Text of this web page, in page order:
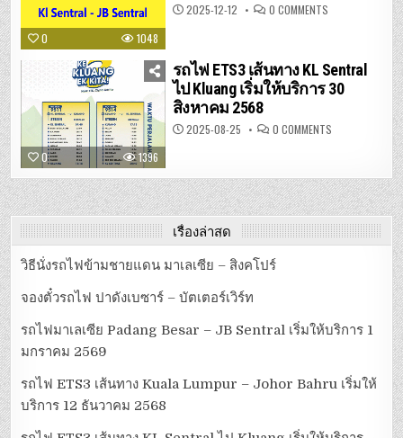
0 1048
2025-12-12 0 COMMENTSON
รถไฟ
KUALA
LUMPUR
–
JOHOR
ให้
บริการ
0 1396
รถไฟ ETS3 เส้นทาง KL Sentral
ไป Kluang เริ่มให้บริการ 30
สิงหาคม 2568
2025-08-25 0 COMMENTSON
รถไฟ
KL
SENTRAL
ไป
KLUANG
เริ่ม
ให้
บริการ
เรื่องล่าสุด
วิธีนั่งรถไฟข้ามชายแดน มาเลเซีย – สิงคโปร์
จองตั๋วรถไฟ ปาดังเบซาร์ – บัตเตอร์เวิร์ท
รถไฟมาเลเซีย Padang Besar – JB Sentral เริ่มให้บริการ 1
มกราคม 2569
รถไฟ ETS3 เส้นทาง Kuala Lumpur – Johor Bahru เริ่มให้
บริการ 12 ธันวาคม 2568